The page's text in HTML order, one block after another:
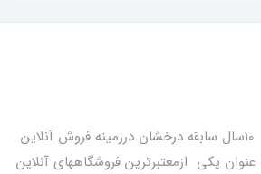
فروشگاه آنلاین پروین با 10سال سابقه درخشان درزمینه فروش آنلاین
عنوان یکی ازمعتبرترین فروشگاههای آنلاین